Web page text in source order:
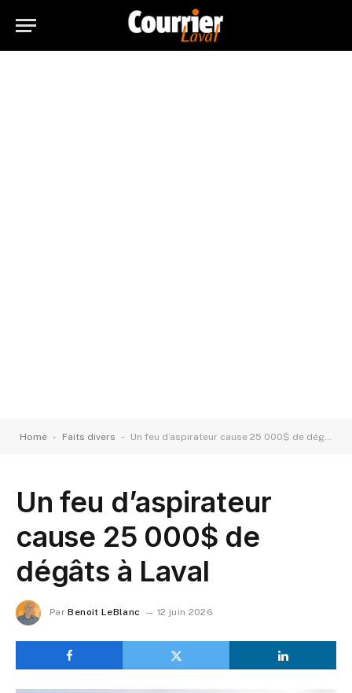
Home - Faits divers - Un feu d’aspirateur cause 25 000$ de dégâts à Laval
Un feu d’aspirateur
cause 25 000$ de
dégâts à Laval
Par Benoit LeBlanc 12 juin 2026